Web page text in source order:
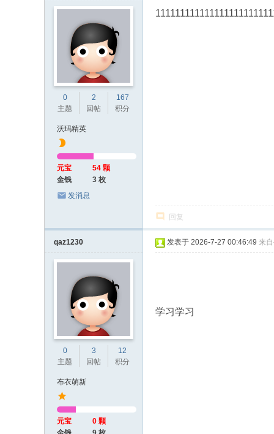
0
主题
2
回帖
167
积分
沃玛精英
元宝
54 颗
金钱
3 枚
发消息
回复
qaz1230
0
主题
3
回帖
12
积分
布衣萌新
元宝
0 颗
发表于 2026-7-27 00:46:49 来
学习学习